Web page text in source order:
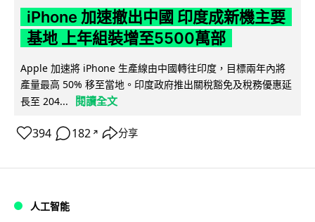
iPhone 加速撤出中國 印度成新機主要
基地 上年組裝增至5500萬部
Apple 加速將 iPhone 生產線由中國轉往印度，目標兩年內將
產量最高 50% 移至當地。印度政府推出關稅豁免及稅務優惠延
長至 204...
閱讀全文
394 182 ↗ 分享
人工智能